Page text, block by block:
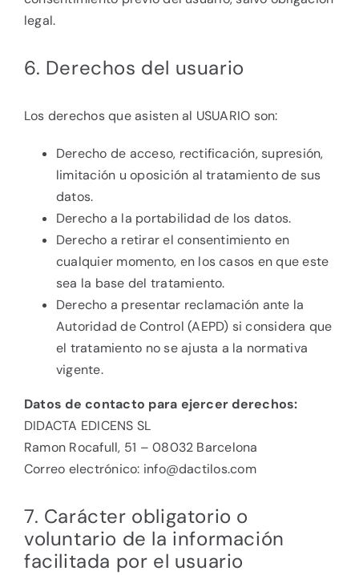
legal.
6. Derechos del usuario
Los derechos que asisten al USUARIO son:
Derecho de acceso, rectificación, supresión,
limitación u oposición al tratamiento de sus
datos.
Derecho a la portabilidad de los datos.
Derecho a retirar el consentimiento en
cualquier momento, en los casos en que este
sea la base del tratamiento.
Derecho a presentar reclamación ante la
Autoridad de Control (AEPD) si considera que
el tratamiento no se ajusta a la normativa
vigente.
Datos de contacto para ejercer derechos:
DIDACTA EDICENS SL
Ramon Rocafull, 51 – 08032 Barcelona
Correo electrónico: info@dactilos.com
7. Carácter obligatorio o
voluntario de la información
facilitada por el usuario